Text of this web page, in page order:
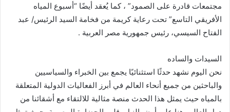
مجتمعات قادرة على الصمود” ، كما يُعقد أيضًا “أسبوع المياه
الأفريقي التاسع” تحت رعاية كريمة من فخامة السيد الرئيس/ عبد
الفتاح السيسي، رئيس جمهورية مصر العربية .
السيدات والساده
نحن اليوم نشهد حدثًا استثنائيًا يجمع بين الخبراء والسياسيين
والباحثين من جميع أنحاء العالم في أبرز الفعاليات الدولية المتعلقة
بالمياه حيث يمثل هذا الحدث منصة مثالية للالتقاء مع أشقائنا من